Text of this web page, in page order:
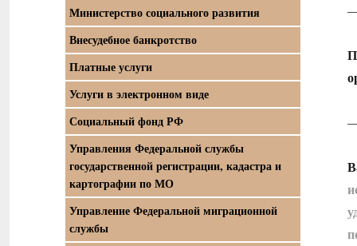
—
Министерство социального развития
Внесудебное банкротство
Платные услуги
Услуги в электронном виде
Социальный фонд РФ
Управления Федеральной службы
государственной регистрации, кадастра и
картографии по МО
Управление Федеральной миграционной
службы